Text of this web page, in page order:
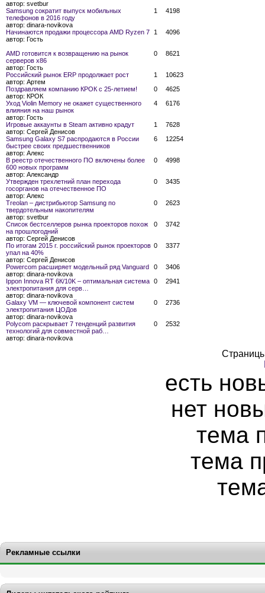
автор: svetbur
Samsung сократит выпуск мобильных
телефонов в 2016 году
автор: dinara-novikova
1 4198
Начинаются продажи процессора AMD Ryzen 7
автор: Гость
1 4096
AMD готовится к возвращению на рынок
серверов x86
автор: Гость
0 8621
Российский рынок ERP продолжает рост
автор: Артем
1
10623
Поздравляем компанию КРОК с 25-летием!
автор: КРОК
0
4625
Уход Violin Memory не окажет существенного
влияния на наш рынок
автор: Гость
4 6176
Игровые аккаунты в Steam активно крадут
автор: Сергей Денисов
1
7628
Samsung Galaxy S7 распродаются в России
быстрее своих предшественников
автор: Алекс
6 12254
В реестр отечественного ПО включены более
600 новых программ
автор: Александр
0 4998
Утвержден трехлетний план перехода
госорганов на отечественное ПО
автор: Алекс
0 3435
Treolan – дистрибьютор Samsung по
твердотельным накопителям
автор: svetbur
0 2623
Список бестселлеров рынка проекторов похож
на прошлогодний
автор: Сергей Денисов
0 3742
По итогам 2015 г. российский рынок проекторов
упал на 40%
автор: Сергей Денисов
0 3377
Powercom расширяет модельный ряд Vanguard
автор: dinara-novikova
0
3406
Ippon Innova RT 6К/10K – оптимальная система
электропитания для серв…
автор: dinara-novikova
0 2941
Galaxy VM — ключевой компонент систем
электропитания ЦОДов
автор: dinara-novikova
0 2736
Polycom раскрывает 7 тенденций развития
технологий для совместной раб…
автор: dinara-novikova
0 2532
есть
нет
тема
тема
Рекламные ссылки